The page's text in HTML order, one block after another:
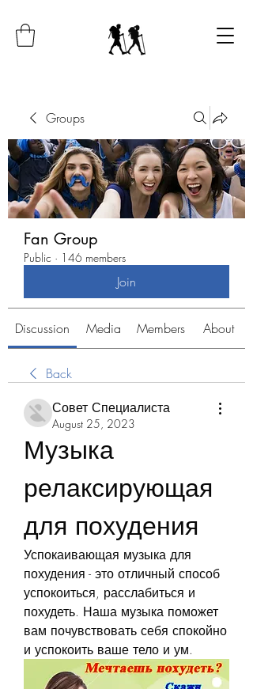
Groups
Fan Group
Public · 146 members
Join
Discussion Media Members About
Back
Совет Специалиста
August 25, 2023
Музыка
релаксирующая
для похудения
Успокаивающая музыка для
похудения - это отличный способ
успокоиться, расслабиться и
похудеть. Наша музыка поможет
вам почувствовать себя спокойно
и успокоить ваше тело и ум.